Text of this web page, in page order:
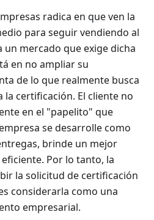
radica en que ven la
para seguir vendiendo al
mercado que exige dicha
en no ampliar su
de lo que realmente busca
la certificación. El cliente no
en el "papelito" que
se desarrolle como
brinde un mejor
Por lo tanto, la
la solicitud de certificación
considerarla como una
empresarial.